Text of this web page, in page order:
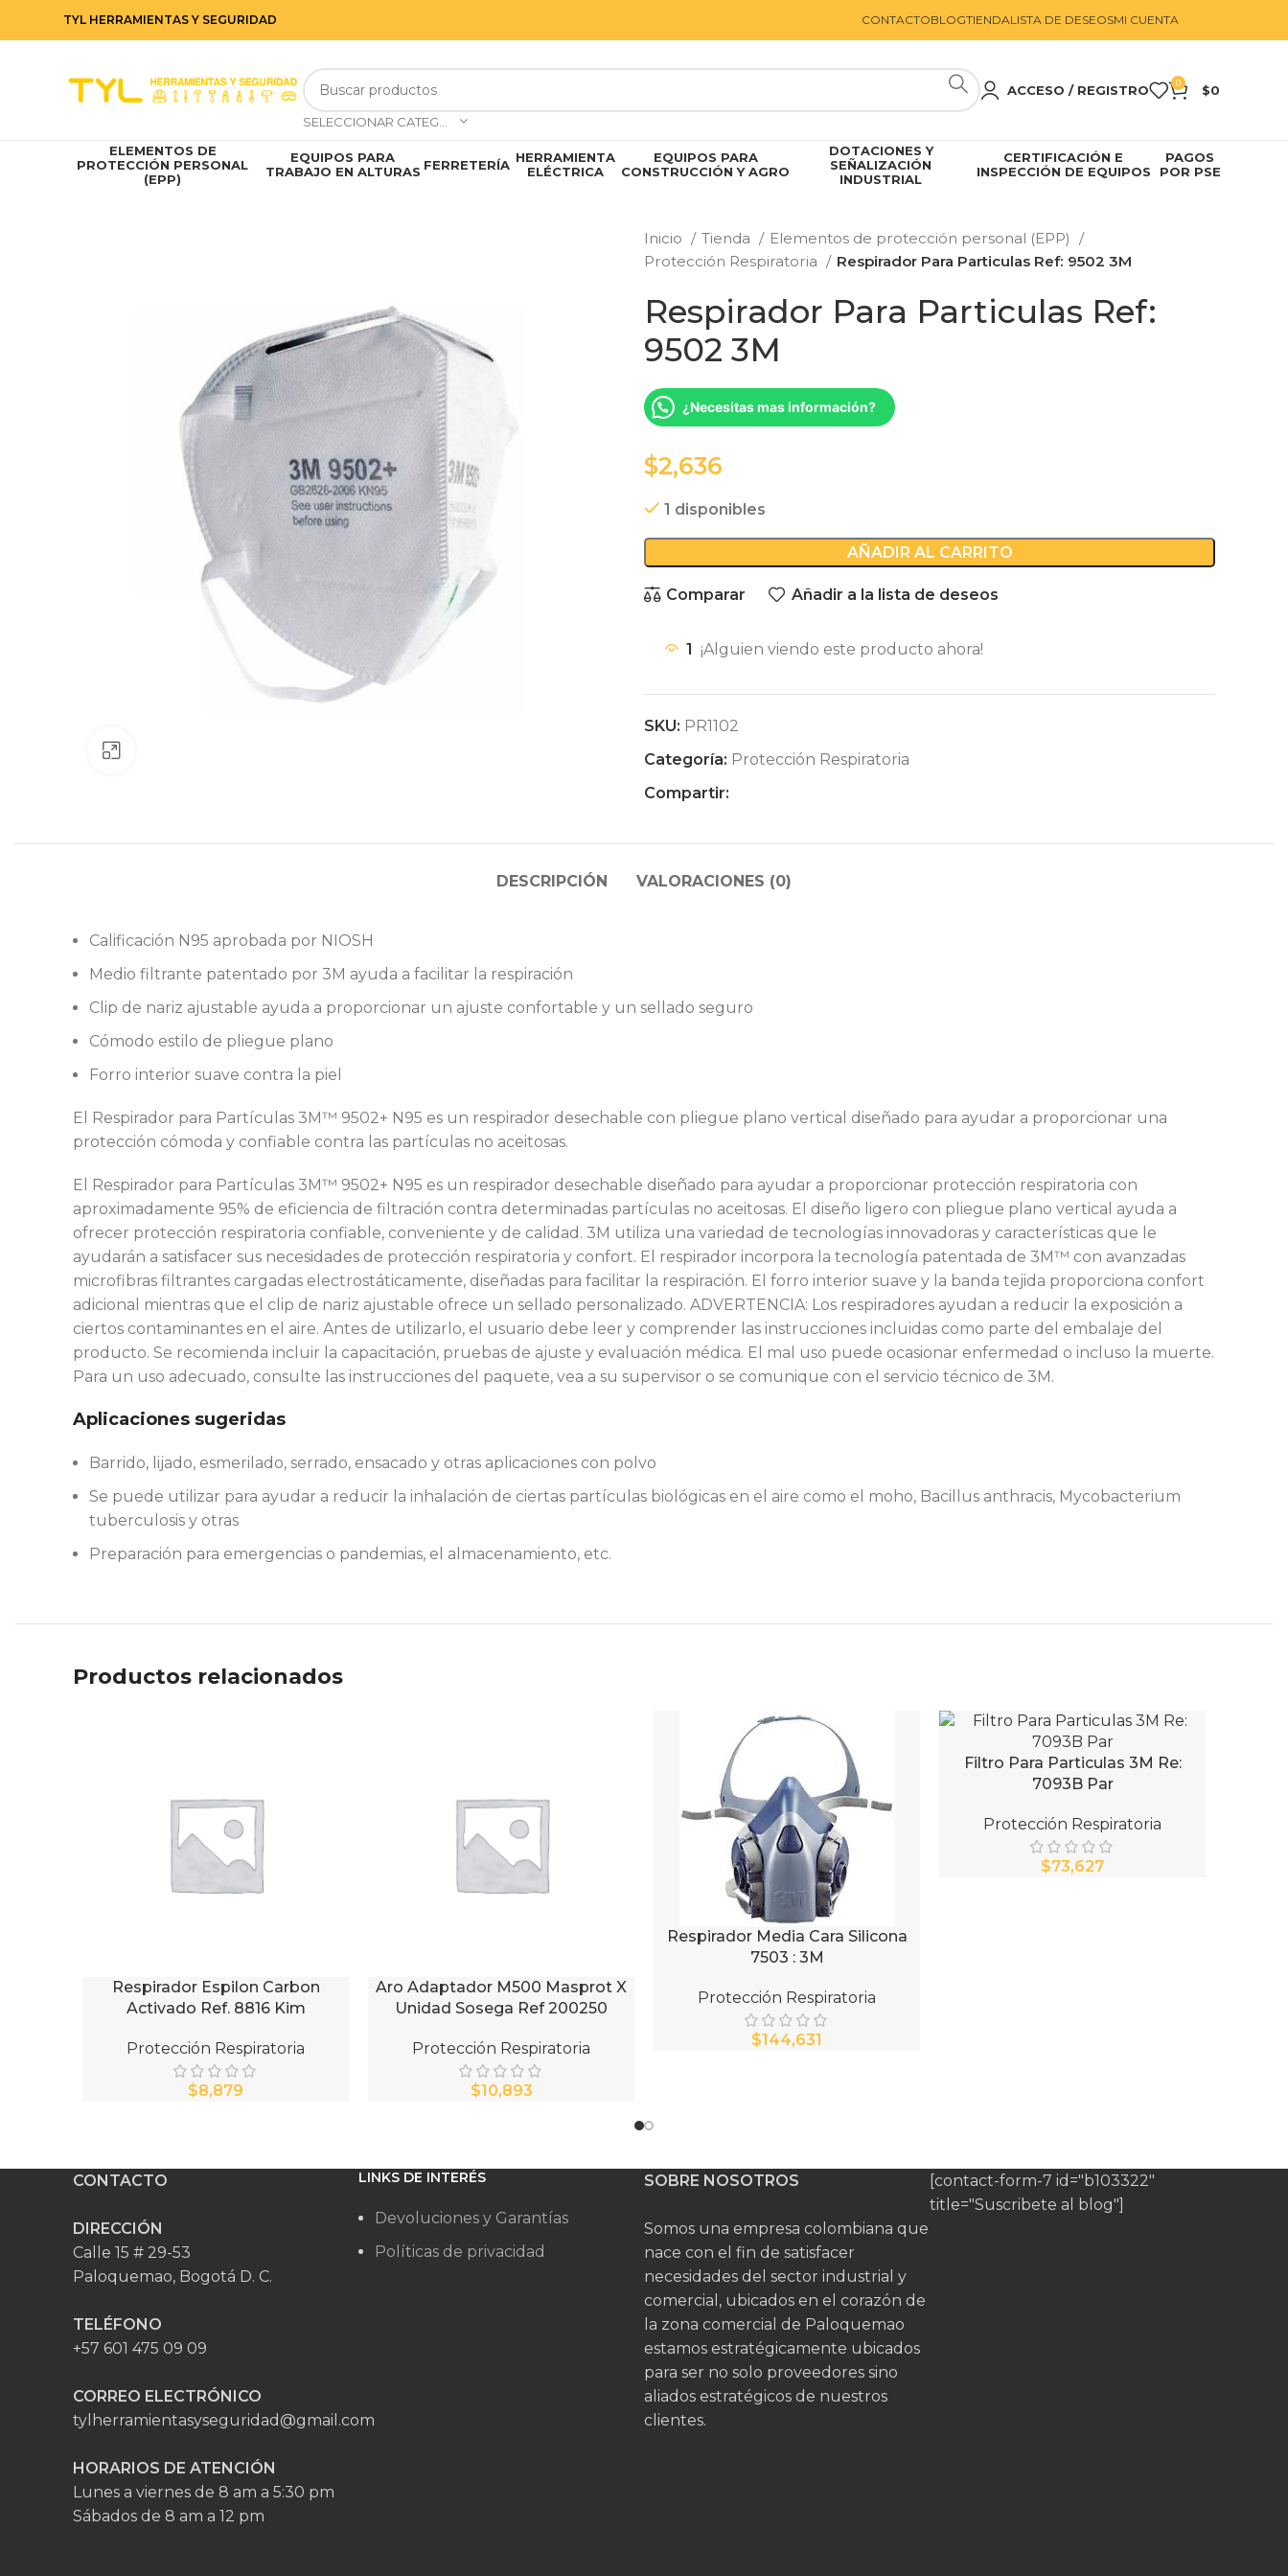
TYL HERRAMIENTAS Y SEGURIDAD CONTACTOBLOGTIENDALISTA DE DESEOSMI CUENTA
ACCESO / REGISTRO 0 $0
ELEMENTOS DE
PROTECCIÓN PERSONAL
(EPP)
EQUIPOS PARA
TRABAJO EN ALTURAS FERRETERÍA HERRAMIENTA
ELÉCTRICA
EQUIPOS PARA
CONSTRUCCIÓN Y AGRO
DOTACIONES Y
SEÑALIZACIÓN
INDUSTRIAL
CERTIFICACIÓN E
INSPECCIÓN DE EQUIPOS
PAGOS
POR PSE
Inicio Tienda
Elementos de protección personal (EPP)
Protección Respiratoria
Respirador Para Particulas Ref: 9502 3M
Respirador Para Particulas Ref:
9502 3M
¿Necesitas mas información?
$
1 disponibles
AÑADIR AL CARRITO
Comparar Añadir a la lista de deseos
1 ¡Alguien viendo este producto ahora!
SKU: PR1102
Categoría: Protección Respiratoria
Compartir:
DESCRIPCIÓN VALORACIONES (0)
Calificación N95 aprobada por NIOSH
Medio filtrante patentado por 3M ayuda a facilitar la respiración
Clip de nariz ajustable ayuda a proporcionar un ajuste confortable y un sellado seguro
Cómodo estilo de pliegue plano
Forro interior suave contra la piel
El Respirador para Partículas 3M™ 9502+ N95 es un respirador desechable con pliegue plano vertical diseñado para ayudar a proporcionar una
protección cómoda y confiable contra las partículas no aceitosas.
El Respirador para Partículas 3M™ 9502+ N95 es un respirador desechable diseñado para ayudar a proporcionar protección respiratoria con
aproximadamente 95% de eficiencia de filtración contra determinadas partículas no aceitosas. El diseño ligero con pliegue plano vertical ayuda a
ofrecer protección respiratoria confiable, conveniente y de calidad. 3M utiliza una variedad de tecnologías innovadoras y características que le
ayudarán a satisfacer sus necesidades de protección respiratoria y confort. El respirador incorpora la tecnología patentada de 3M™ con avanzadas
microfibras filtrantes cargadas electrostáticamente, diseñadas para facilitar la respiración. El forro interior suave y la banda tejida proporciona confort
adicional mientras que el clip de nariz ajustable ofrece un sellado personalizado. ADVERTENCIA: Los respiradores ayudan a reducir la exposición a
ciertos contaminantes en el aire. Antes de utilizarlo, el usuario debe leer y comprender las instrucciones incluidas como parte del embalaje del
producto. Se recomienda incluir la capacitación, pruebas de ajuste y evaluación médica. El mal uso puede ocasionar enfermedad o incluso la muerte.
Para un uso adecuado, consulte las instrucciones del paquete, vea a su supervisor o se comunique con el servicio técnico de 3M.
Aplicaciones sugeridas
Barrido, lijado, esmerilado, serrado, ensacado y otras aplicaciones con polvo
Se puede utilizar para ayudar a reducir la inhalación de ciertas partículas biológicas en el aire como el moho, Bacillus anthracis, Mycobacterium
tuberculosis y otras
Preparación para emergencias o pandemias, el almacenamiento, etc.
Productos relacionados
AÑADIR AL CARRITO
Respirador Espilon Carbon
Activado Ref. 8816 Kim
Protección Respiratoria
$
AÑADIR AL CARRITO
Aro Adaptador M500 Masprot X
Unidad Sosega Ref 200250
Protección Respiratoria
$
AÑADIR AL CARRITO
Respirador Media Cara Silicona
7503 : 3M
Protección Respiratoria
$
AÑADIR AL CARRITO
Filtro Para Particulas 3M Re:
7093B Par
Protección Respiratoria
$
CONTACTO
DIRECCIÓN
Calle 15 # 29-53
Paloquemao, Bogotá D. C.
TELÉFONO
+57 601 475 09 09
CORREO ELECTRÓNICO
tylherramientasyseguridad@gmail.com
HORARIOS DE ATENCIÓN
Lunes a viernes de 8 am a 5:30 pm
Sábados de 8 am a 12 pm
LINKS DE INTERÉS
Devoluciones y Garantías
Políticas de privacidad
SOBRE NOSOTROS
Somos una empresa colombiana que
nace con el fin de satisfacer
necesidades del sector industrial y
comercial, ubicados en el corazón de
la zona comercial de Paloquemao
estamos estratégicamente ubicados
para ser no solo proveedores sino
aliados estratégicos de nuestros
clientes.
[contact-form-7 id="b103322"
title="Suscribete al blog"]